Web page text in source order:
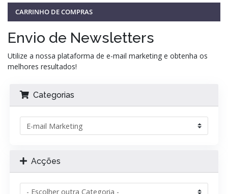
CARRINHO DE COMPRAS
Envio de Newsletters
Utilize a nossa plataforma de e-mail marketing e obtenha os
melhores resultados!
Categorias
Acções